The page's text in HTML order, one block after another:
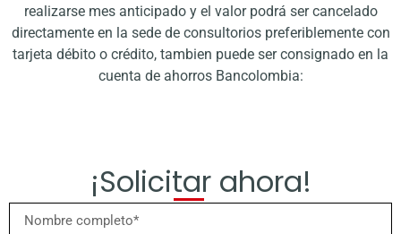
realizarse mes anticipado y el valor podrá ser cancelado
directamente en la sede de consultorios preferiblemente con
tarjeta débito o crédito, tambien puede ser consignado en la
cuenta de ahorros Bancolombia:
¡Solicitar ahora!